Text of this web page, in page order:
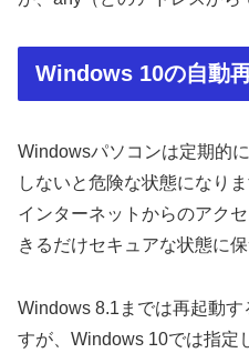
Windows 10の自動
Windowsパソコンは定期的
しないと危険な状態になり
インターネットからのアク
きるだけセキュアな状態に
Windows 8.1までは再起動
すが、Windows 10では指定